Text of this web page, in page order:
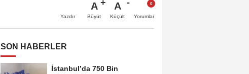
Yazdır
A
Büyüt
A
Küçült Yorumlar
SON HABERLER
İstanbul’da 750 Bin